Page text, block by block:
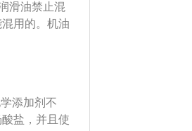
很大，可能
内部各零部
引擎展示出
式来说，其
要流动性更
多地区使用
滑油禁止混
用的。机油
使用，可能
今，你可以
所用的分散
，一旦这两
劣化情况等
添加剂不
盐，并且使